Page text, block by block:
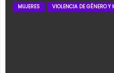
MUJERES VIOLENCIA DE GÉNERO Y